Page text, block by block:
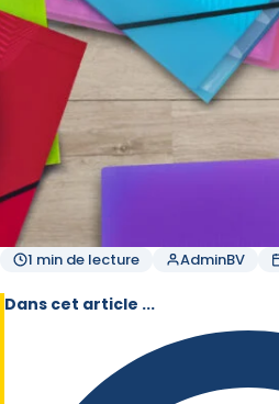
1 min de lecture AdminBV
Dans cet article ...